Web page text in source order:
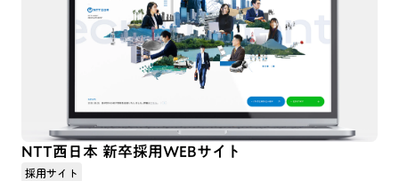
NTT西日本 新卒採用WEBサイト
採用サイト